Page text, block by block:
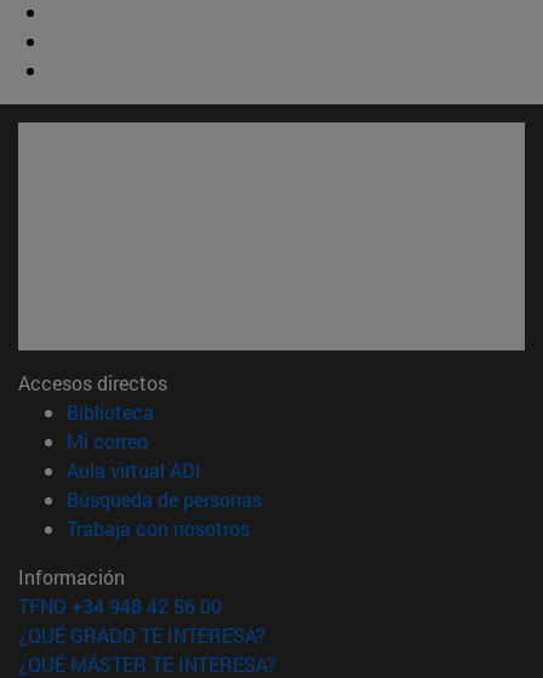
Accesos directos
Biblioteca
Mi correo(abre en nueva ventana)
Aula virtual ADI
Búsqueda de personas(abre en nueva ventana)
Trabaja con nosotros(abre en nueva ventana)
Información
TFNO +34 948 42 56 00
¿QUÉ GRADO TE INTERESA?
¿QUÉ MÁSTER TE INTERESA?